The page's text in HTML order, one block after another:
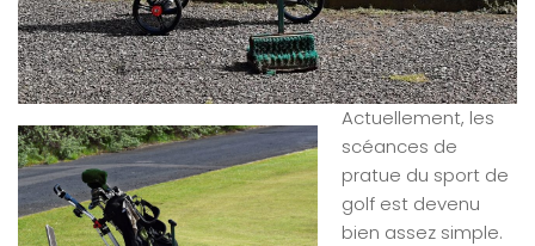
Actuellement, les
scéances de
pratue du sport de
golf est devenu
bien assez simple.